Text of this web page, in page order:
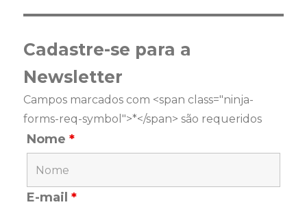
Cadastre-se para a
Newsletter
Campos marcados com <span class="ninja-
forms-req-symbol">*</span> são requeridos
Nome*
E-mail*